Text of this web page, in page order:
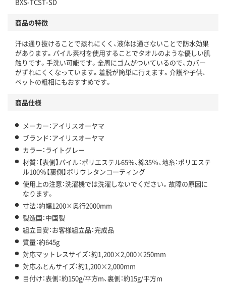
商品の特徴
汗は通り抜けることで蒸れにくく、液体は通さないことで防水効果
があります。パイル素材を使用することでタオルのような優しい肌
触りです。手洗い可能です。全周にゴムがついているので、カバー
がずれにくくなっています。着脱が簡単に行えます。介護や子供、
ペットの粗相にもおすすめです。
商品仕様
メーカー：アイリスオーヤマ
ブランド：アイリスオーヤマ
カラー：ライトグレー
材質：【表側】パイル：ポリエステル65％、綿35％、地糸：ポリエステ
ル100％【裏側】ポリウレタンコーティング
使用上の注意：洗濯機では洗濯しないでください。故障の原因に
なります。
寸法：約幅1200×奥行2000mm
製造国：中国製
組立目安：お客様組立品：完成品
質量：約645g
対応マットレスサイズ：約1,200×2,000×250mm
対応ふとんサイズ：約1,200×2,000mm
目付け：表側：約150g/平方m、裏側：約15g/平方m